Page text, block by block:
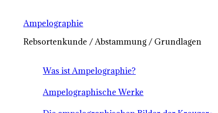
Ampelographie
Rebsortenkunde / Abstammung / Grundlagen
Was ist Ampelographie?
Ampelographische Werke